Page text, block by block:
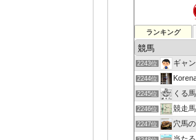
ランキング
2243位 ギャ
2244位
2245位 くる
2246位 競走馬
2247位 穴馬